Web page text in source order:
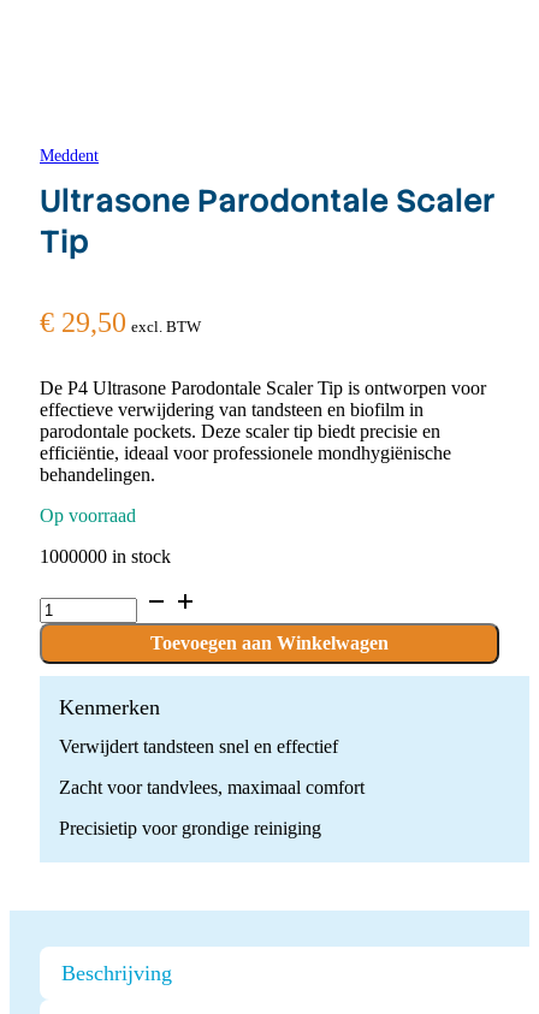
Meddent
Ultrasone Parodontale Scaler
Tip
€ 29,50 excl. BTW
De P4 Ultrasone Parodontale Scaler Tip is ontworpen voor
effectieve verwijdering van tandsteen en biofilm in
parodontale pockets. Deze scaler tip biedt precisie en
efficiëntie, ideaal voor professionele mondhygiënische
behandelingen.
Op voorraad
1000000 in stock
Ultrasone
Parodontale
Tip
quantity
Toevoegen aan Winkelwagen
Kenmerken
Verwijdert tandsteen snel en effectief
Zacht voor tandvlees, maximaal comfort
Precisietip voor grondige reiniging
Beschrijving